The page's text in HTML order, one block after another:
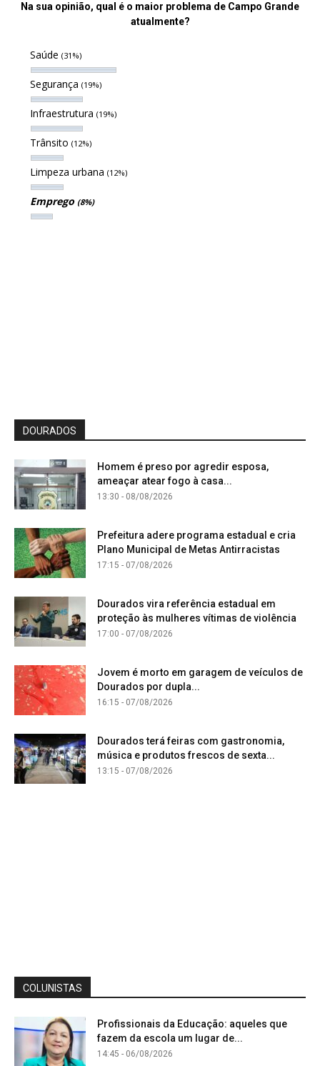
Na sua opinião, qual é o maior problema de Campo Grande
atualmente?
Saúde (31%)
Segurança (19%)
Infraestrutura (19%)
Trânsito (12%)
Limpeza urbana (12%)
Emprego (8%)
DOURADOS
Homem é preso por agredir esposa,
ameaçar atear fogo à casa...
13:30 - 08/08/2026
Prefeitura adere programa estadual e cria
Plano Municipal de Metas Antirracistas
17:15 - 07/08/2026
Dourados vira referência estadual em
proteção às mulheres vítimas de violência
17:00 - 07/08/2026
Jovem é morto em garagem de veículos de
Dourados por dupla...
16:15 - 07/08/2026
Dourados terá feiras com gastronomia,
música e produtos frescos de sexta...
13:15 - 07/08/2026
COLUNISTAS
Profissionais da Educação: aqueles que
fazem da escola um lugar de...
14:45 - 06/08/2026